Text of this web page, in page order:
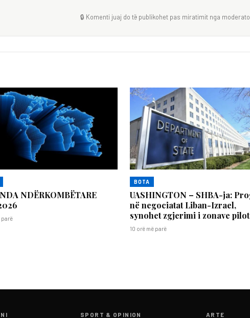
🔒 Komenti juaj do të publikohet pas miratimit nga
NDËRKOMBËTARE
parë
BOTA
UASHINGTON – SHBA-ja:
në negociatat Liban-Izrael,
synohet zgjerimi i zonave pilot
10 orë më parë
SPORT & OPINION ARTE